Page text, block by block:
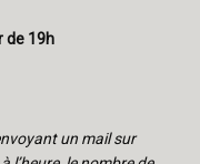
de 19h
un mail sur